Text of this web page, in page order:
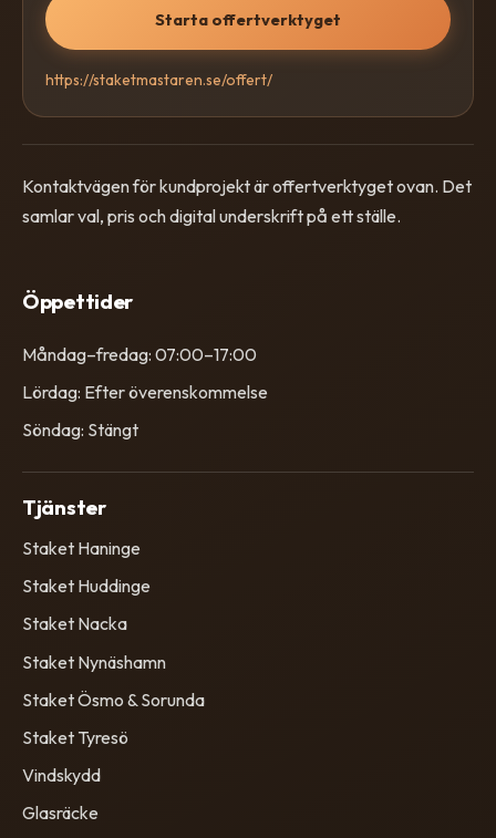
Starta offertverktyget
https://staketmastaren.se/offert/
Kontaktvägen för kundprojekt är offertverktyget ovan. Det
samlar val, pris och digital underskrift på ett ställe.
Öppettider
Måndag–fredag: 07:00–17:00
Lördag: Efter överenskommelse
Söndag: Stängt
Tjänster
Staket Haninge
Staket Huddinge
Staket Nacka
Staket Nynäshamn
Staket Ösmo & Sorunda
Staket Tyresö
Vindskydd
Glasräcke